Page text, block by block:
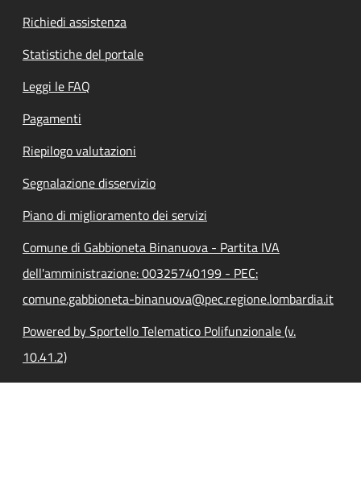
Richiedi assistenza
Statistiche del portale
Leggi le FAQ
Pagamenti
Riepilogo valutazioni
Segnalazione disservizio
Piano di miglioramento dei servizi
Comune di Gabbioneta Binanuova - Partita IVA
dell'amministrazione: 00325740199 - PEC:
comune.gabbioneta-binanuova@pec.regione.lombardia.it
Powered by Sportello Telematico Polifunzionale (v.
10.41.2)